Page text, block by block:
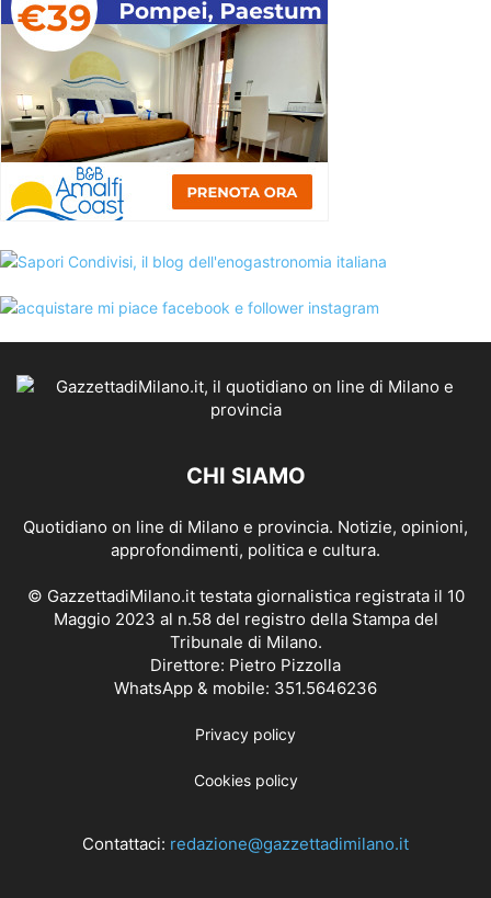
CHI SIAMO
Quotidiano on line di Milano e provincia. Notizie, opinioni,
approfondimenti, politica e cultura.
© GazzettadiMilano.it testata giornalistica registrata il 10
Maggio 2023 al n.58 del registro della Stampa del
Tribunale di Milano.
Direttore: Pietro Pizzolla
WhatsApp & mobile: 351.5646236
Privacy policy
Cookies policy
Contattaci: redazione@gazzettadimilano.it